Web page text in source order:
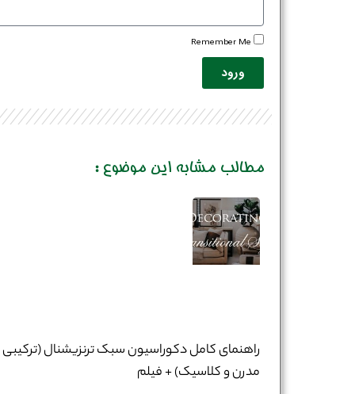
Remember Me
ورود
مطالب مشابه این موضوع :
راهنمای کامل دکوراسیون سبک ترنزیشنال (ترکیبی
مدرن و کلاسیک) + فیلم